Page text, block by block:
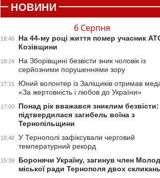
НОВИНИ
6 Серпня
18:46
На 44-му році життя помер учасник
Козівщини
18:24
На Зборівщині безвісти зник чоловік із
серйозними порушеннями зору
17:15
Юний волонтер із Заліщиків отримав
«За жертовність і любов до України»
17:00
Понад рік вважався зниклим безвісти:
підтвердилася загибель воїна з
Тернопільщини
16:48
У Тернополі зафіксували черговий
температурний рекорд
15:39
Боронячи Україну, загинув член
міської ради Тернополя двох скликань